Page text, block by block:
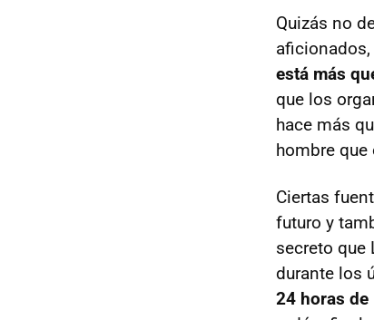
Quizás no
aficionados,
está más
que los
hace más
hombre
Ciertas
futuro y
secreto que
durante los
24 horas de